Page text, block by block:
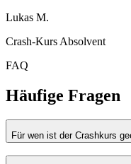
Lukas M.
Crash-Kurs Absolvent
FAQ
Häufige Fragen
Für wen ist der Crashkurs